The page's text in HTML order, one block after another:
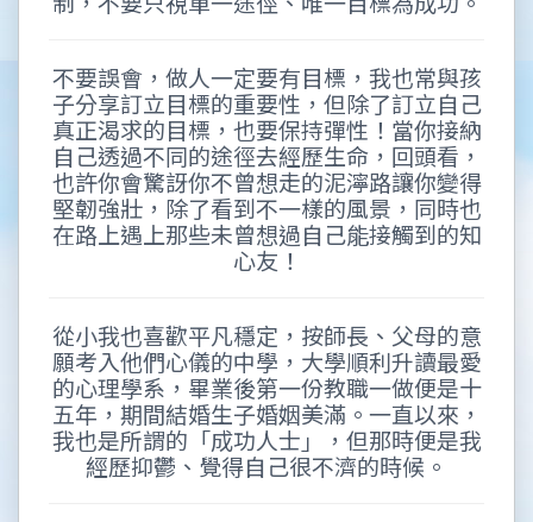
不要誤會，做人一定要有目標，我也常與孩
子分享訂立目標的重要性，但除了訂立自己
真正渴求的目標，也要保持彈性！當你接納
自己透過不同的途徑去經歷生命，回頭看，
也許你會驚訝你不曾想走的泥濘路讓你變得
堅韌強壯，除了看到不一樣的風景，同時也
在路上遇上那些未曾想過自己能接觸到的知
心友！
從小我也喜歡平凡穩定，按師長、父母的意
願考入他們心儀的中學，大學順利升讀最愛
的心理學系，畢業後第一份教職一做便是十
五年，期間結婚生子婚姻美滿。一直以來，
我也是所謂的「成功人士」，但那時便是我
經歷抑鬱、覺得自己很不濟的時候。